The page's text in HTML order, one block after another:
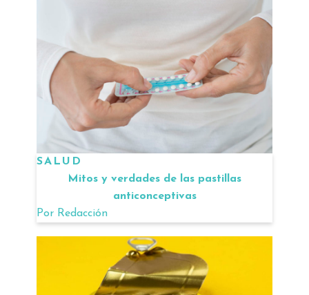
SALUD
Mitos y verdades de las pastillas
anticonceptivas
Por Redacción